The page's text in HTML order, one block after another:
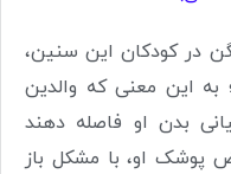
در کودکان این سنین،
به این معنی که والدین
بدن او فاصله دهند
پوشک او، با مشکل باز